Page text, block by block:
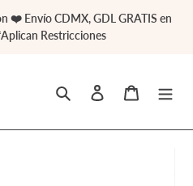
❤️ Envío CDMX, GDL GRATIS en
Restricciones
Buscar Ingresar Carrito